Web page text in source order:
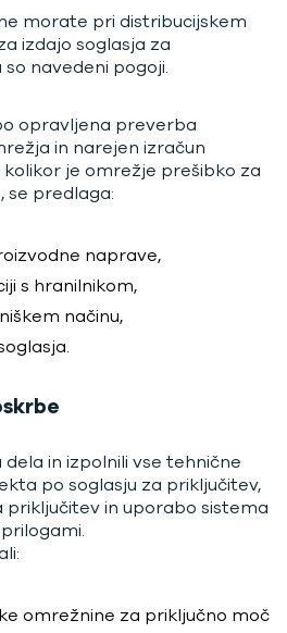
morate pri distribucijskem
izdajo soglasja za
navedeni pogoji.
opravljena preverba
in narejen izračun
je omrežje prešibko za
se predlaga:
naprave,
s hranilnikom,
načinu,
in izpolnili vse tehnične
po soglasju za priključitev,
priključitev in uporabo sistema
omrežnine za priključno moč